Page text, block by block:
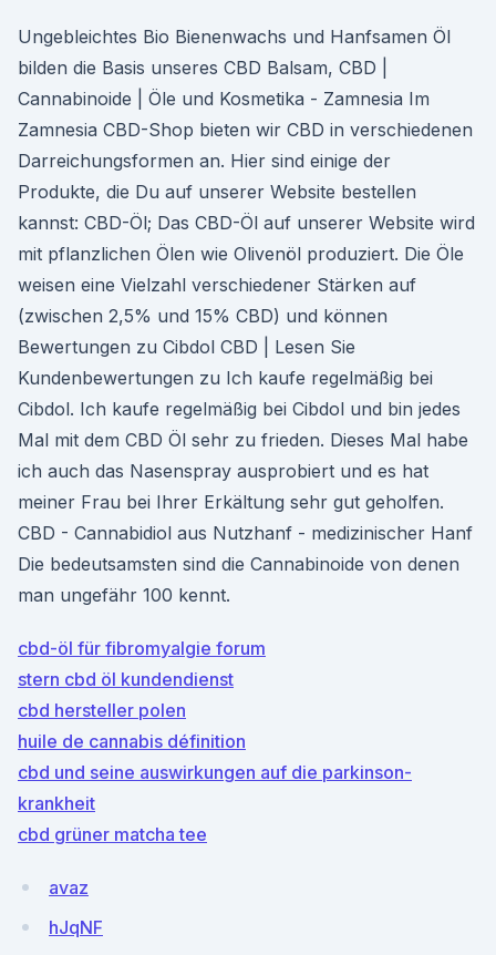
Ungebleichtes Bio Bienenwachs und Hanfsamen Öl
bilden die Basis unseres CBD Balsam, CBD |
Cannabinoide | Öle und Kosmetika - Zamnesia Im
Zamnesia CBD-Shop bieten wir CBD in verschiedenen
Darreichungsformen an. Hier sind einige der
Produkte, die Du auf unserer Website bestellen
kannst: CBD-Öl; Das CBD-Öl auf unserer Website wird
mit pflanzlichen Ölen wie Olivenöl produziert. Die Öle
weisen eine Vielzahl verschiedener Stärken auf
(zwischen 2,5% und 15% CBD) und können
Bewertungen zu Cibdol CBD | Lesen Sie
Kundenbewertungen zu Ich kaufe regelmäßig bei
Cibdol. Ich kaufe regelmäßig bei Cibdol und bin jedes
Mal mit dem CBD Öl sehr zu frieden. Dieses Mal habe
ich auch das Nasenspray ausprobiert und es hat
meiner Frau bei Ihrer Erkältung sehr gut geholfen.
CBD - Cannabidiol aus Nutzhanf - medizinischer Hanf
Die bedeutsamsten sind die Cannabinoide von denen
man ungefähr 100 kennt.
cbd-öl für fibromyalgie forum
stern cbd öl kundendienst
cbd hersteller polen
huile de cannabis définition
cbd und seine auswirkungen auf die parkinson-
krankheit
cbd grüner matcha tee
avaz
hJqNF